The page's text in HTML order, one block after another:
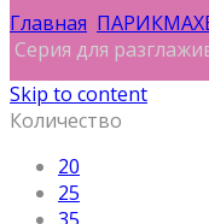
Главная
Серия для
Skip to content
Количество
20
25